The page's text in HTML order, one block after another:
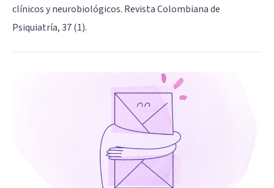
clínicos y neurobiológicos. Revista Colombiana de
Psiquiatría, 37 (1).